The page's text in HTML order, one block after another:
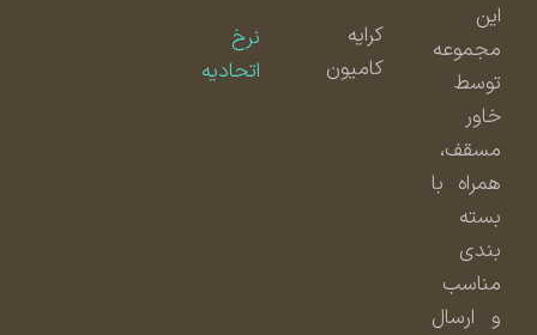
مجموعه
توسط
مسقف،
همراه با
بسته
بندی
مناسب
و ارسال
کامیون
اتحادیه